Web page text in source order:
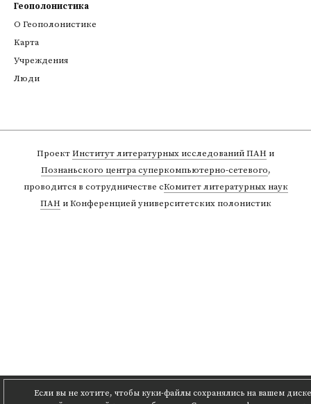
Если вы не хотите, чтобы куки-файлы сохранялись на вашем
Геополонистика
О Геополонистике
Kарта
Учреждения
Люди
ПроектИнститут литературных исследований ПАН и
Познаньского центра суперкомпьютерно-сетевого,
проводится в сотрудничестве сКомитет литературных наук
ПАНи Конференцией университетских полонистик